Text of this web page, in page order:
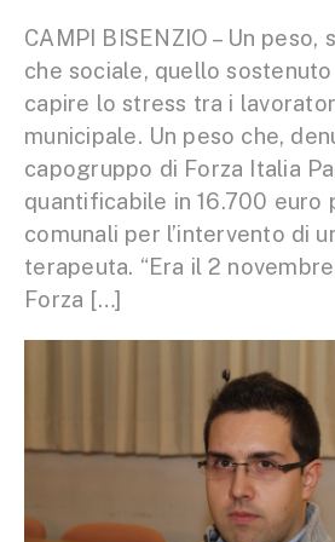
CAMPI BISENZIO – Un peso,
che sociale, quello
capire lo stress tra i
municipale. Un peso che,
capogruppo di Forza Italia
quantificabile in 16.700 euro
comunali per l’intervento di
terapeuta. “Era il 2
Forza […]